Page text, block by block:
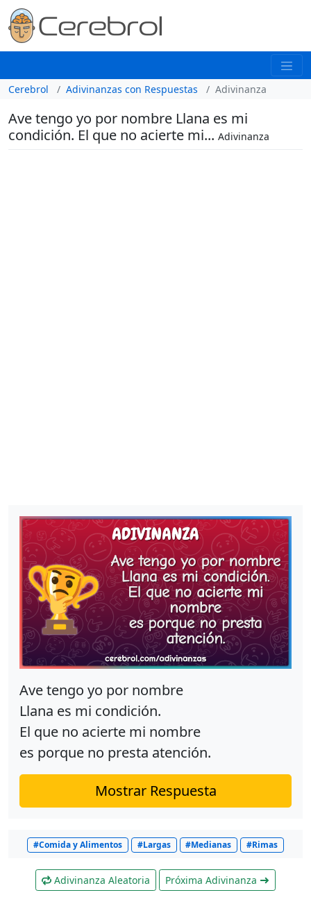
Cerebrol Adivinanzas con Respuestas Adivinanza
Ave tengo yo por nombre Llana es mi
condición. El que no acierte mi... Adivinanza
Ave tengo yo por nombre
Llana es mi condición.
El que no acierte mi nombre
es porque no presta atención.
Mostrar Respuesta
#Comida y Alimentos #Largas #Medianas #Rimas
Adivinanza Aleatoria Próxima Adivinanza